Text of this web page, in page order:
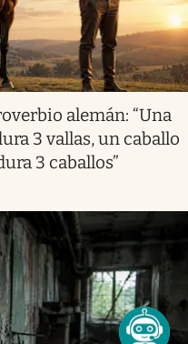
alemán: “Una
3 vallas, un caballo
3 caballos”